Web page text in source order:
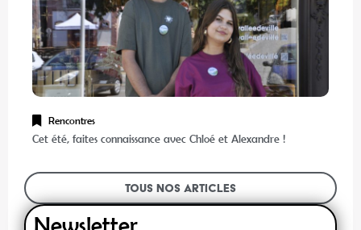
Rencontres
Cet été, faites connaissance avec Chloé et Alexandre !
Tous nos articles